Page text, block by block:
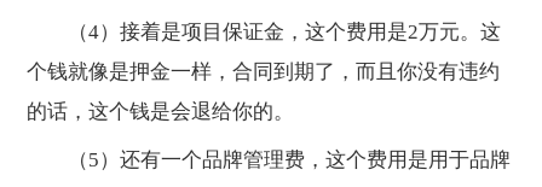
（4）接着是项目保证金，这个费用是2万元。这
个钱就像是押金一样，合同到期了，而且你没有违约
的话，这个钱是会退给你的。
（5）还有一个品牌管理费，这个费用是用于品牌